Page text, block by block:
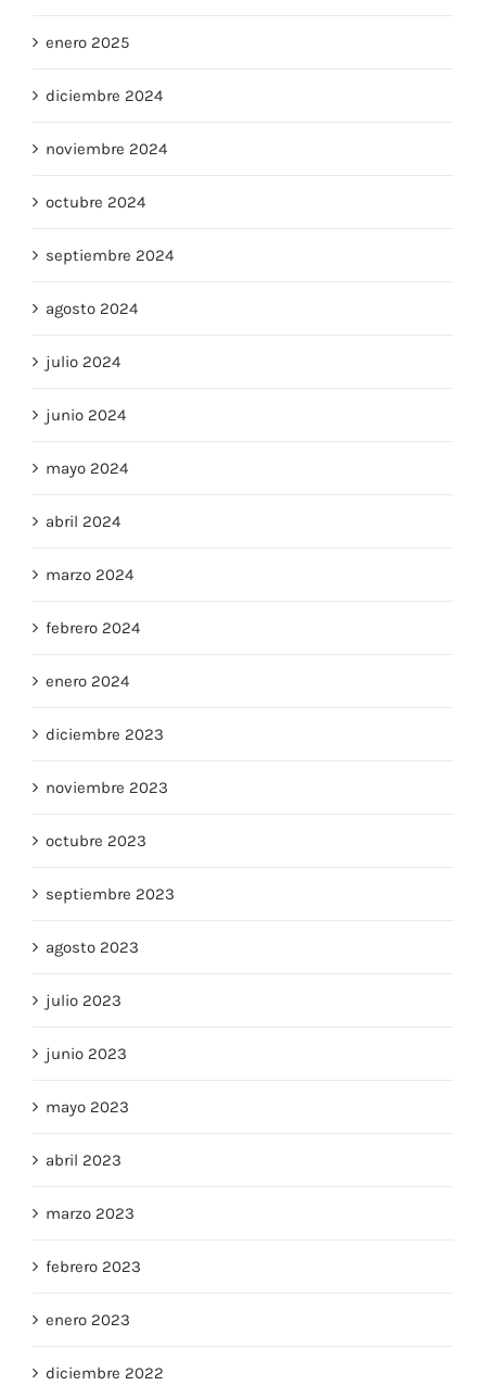
enero 2025
diciembre 2024
noviembre 2024
octubre 2024
septiembre 2024
agosto 2024
julio 2024
junio 2024
mayo 2024
abril 2024
marzo 2024
febrero 2024
enero 2024
diciembre 2023
noviembre 2023
octubre 2023
septiembre 2023
agosto 2023
julio 2023
junio 2023
mayo 2023
abril 2023
marzo 2023
febrero 2023
enero 2023
diciembre 2022